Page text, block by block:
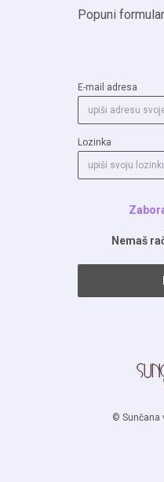
Popuni
E-mail adresa
Lozinka
Nemaš
© Sunčana